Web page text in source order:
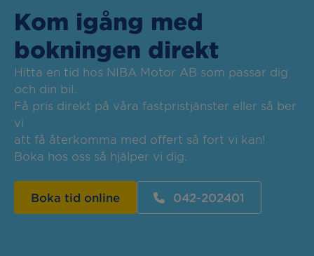
Kom igång med
bokningen direkt
Hitta en tid hos NIBA Motor AB som passar dig
och din bil.
Få pris direkt på våra fastpristjänster eller så ber
vi
att få återkomma med offert så fort vi kan!
Boka hos oss så hjälper vi dig.
Boka tid online 042-202401